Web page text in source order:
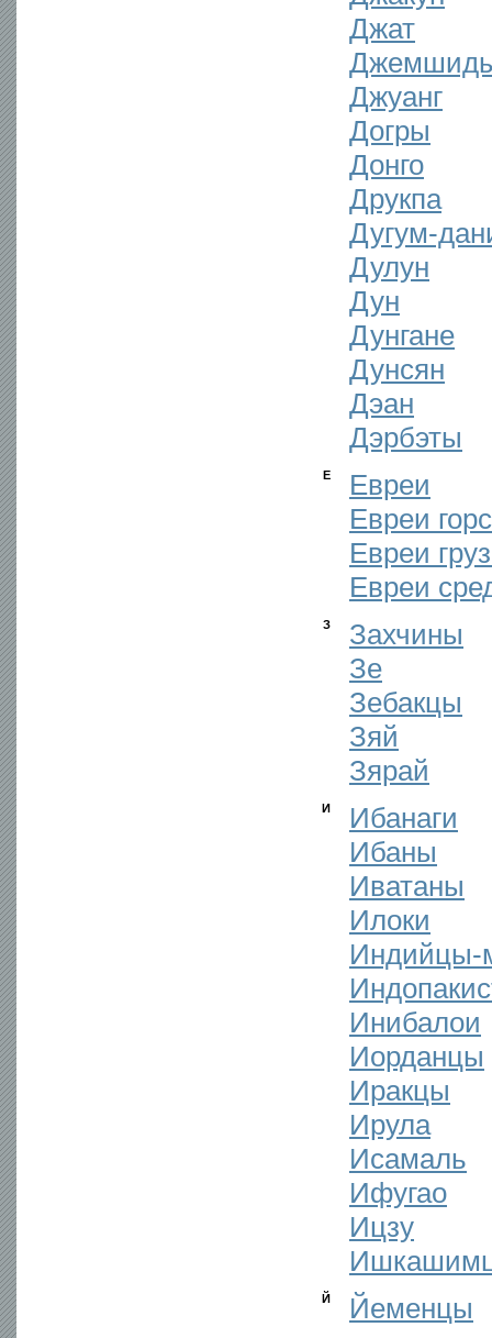
Джат
Джуанг
Догры
Донго
Друкпа
Дугум-
Дулун
Дун
Дунгане
Дунсян
Дэан
Дэрбэты
Е
Евреи
Евреи
Евреи
Евреи
З
Захчины
Зе
Зебакцы
Зяй
Зярай
И
Ибанаги
Ибаны
Иватаны
Илоки
Индийцы-
Инибалои
Иорданцы
Иракцы
Ирула
Исамаль
Ифугао
Ицзу
Й Йеменцы